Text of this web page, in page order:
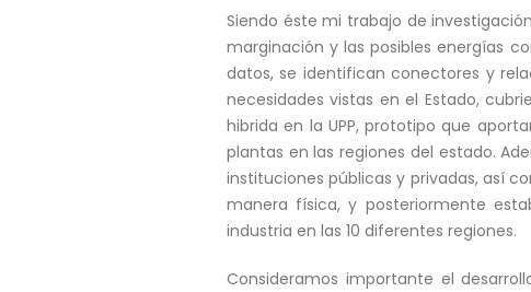
Siendo éste mi trabajo de
marginación y las posibles energías
datos, se identifican conectores y
necesidades vistas en el Estado,
hibrida en la UPP, prototipo que
plantas en las regiones del estado.
instituciones públicas y privadas, así
manera física, y posteriormente
industria en las 10 diferentes regiones.
Consideramos importante el